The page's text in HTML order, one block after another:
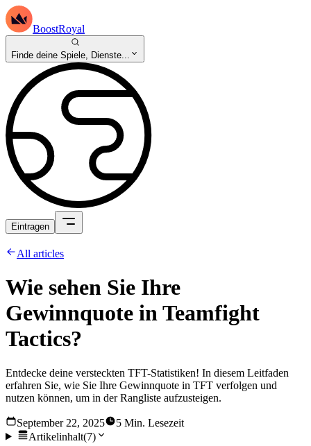
BoostRoyal
Finde deine Spiele, Dienste...
Eintragen
All articles
Wie sehen Sie Ihre
Gewinnquote in Teamfight
Tactics?
Entdecke deine versteckten TFT-Statistiken! In diesem Leitfaden
erfahren Sie, wie Sie Ihre Gewinnquote in TFT verfolgen und
nutzen können, um in der Rangliste aufzusteigen.
September 22, 2025
5 Min. Lesezeit
Artikelinhalt(7)